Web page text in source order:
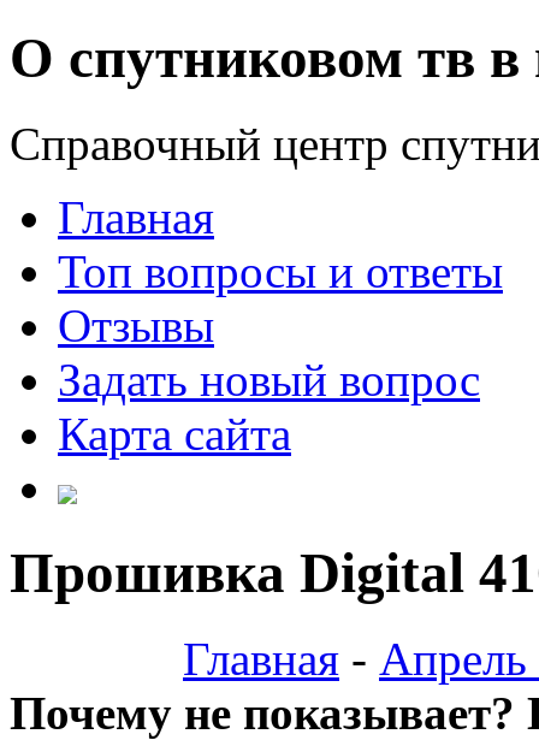
О спутниковом тв в
Справочный центр
Главная
Топ вопросы и ответы
Отзывы
Задать новый вопрос
Карта сайта
Прошивка Digital
Главная - Апрель
Почему не